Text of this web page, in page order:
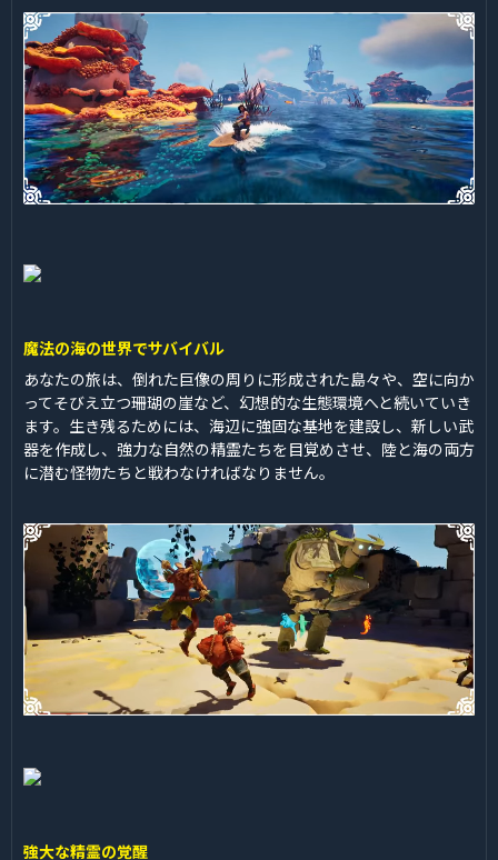
魔法の海の世界でサバイバル
あなたの旅は、倒れた巨像の周りに形成された島々や、空に向か
ってそびえ立つ珊瑚の崖など、幻想的な生態環境へと続いていき
ます。生き残るためには、海辺に強固な基地を建設し、新しい武
器を作成し、強力な自然の精霊たちを目覚めさせ、陸と海の両方
に潜む怪物たちと戦わなければなりません。
強大な精霊の覚醒